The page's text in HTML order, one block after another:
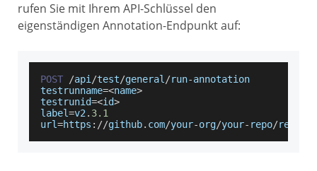
rufen Sie mit Ihrem API-Schlüssel den
eigenständigen Annotation-Endpunkt auf:
POST /api /test/general /run-annotation
testrunname=<name>
testrunid=<id>
label=v2 . 3.1
url=https : //github. com/your-org/your- repo/